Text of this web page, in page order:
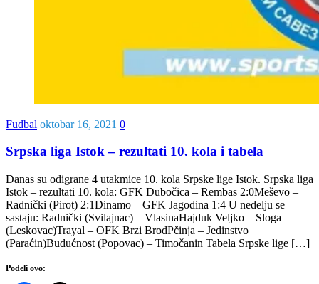
Fudbal oktobar 16, 2021 0
Srpska liga Istok – rezultati 10. kola i tabela
Danas su odigrane 4 utakmice 10. kola Srpske lige Istok. Srpska liga
Istok – rezultati 10. kola: GFK Dubočica – Rembas 2:0Meševo –
Radnički (Pirot) 2:1Dinamo – GFK Jagodina 1:4 U nedelju se
sastaju: Radnički (Svilajnac) – VlasinaHajduk Veljko – Sloga
(Leskovac)Trayal – OFK Brzi BrodPčinja – Jedinstvo
(Paraćin)Budućnost (Popovac) – Timočanin Tabela Srpske lige […]
Podeli ovo: